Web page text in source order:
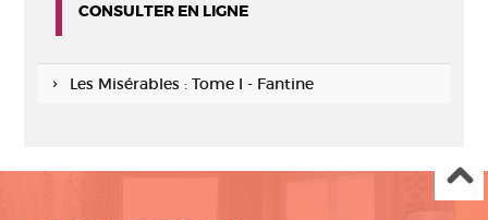
CONSULTER EN LIGNE
Les Misérables : Tome I - Fantine